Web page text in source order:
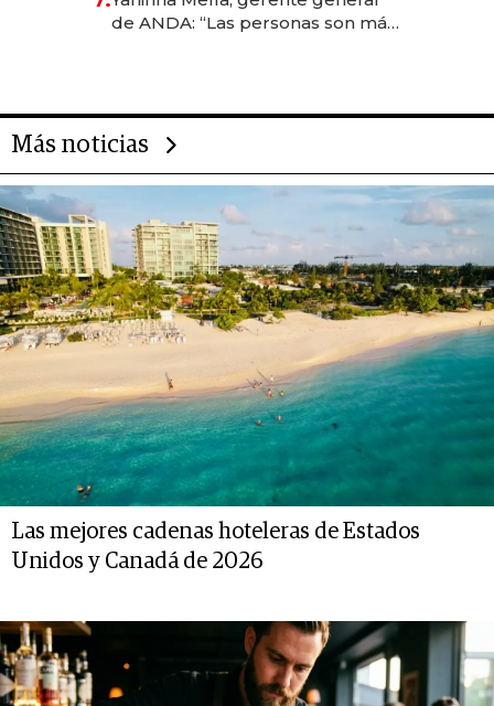
de ANDA: “Las personas son más
Más noticias
Las mejores cadenas hoteleras de Estados
Unidos y Canadá de 2026